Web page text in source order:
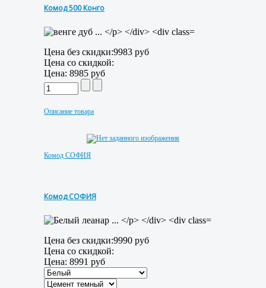
Комод 500 Конго
Цена без скидки:9983 руб
Цена со скидкой:
Цена: 8985 руб
Описание товара
Комод СОФИЯ
Комод СОФИЯ
Цена без скидки:9990 руб
Цена со скидкой:
Цена: 8991 руб